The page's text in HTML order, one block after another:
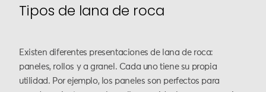
Tipos de lana de roca
Existen diferentes presentaciones de lana de roca:
paneles, rollos y a granel. Cada uno tiene su propia
utilidad. Por ejemplo, los paneles son perfectos para